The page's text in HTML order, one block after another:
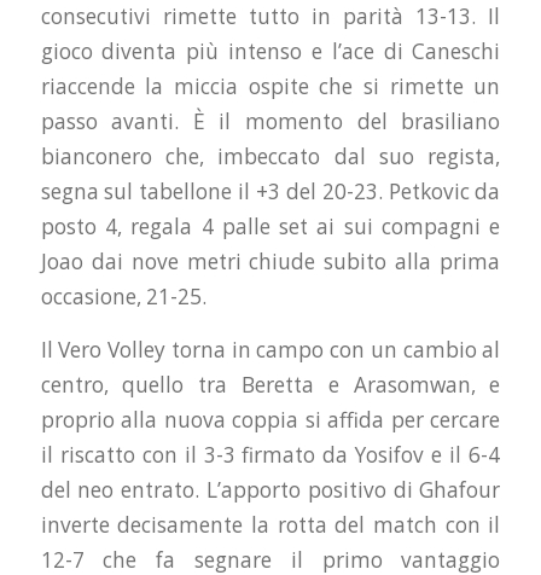
consecutivi rimette tutto in parità 13-13. Il
gioco diventa più intenso e l’ace di Caneschi
riaccende la miccia ospite che si rimette un
passo avanti. È il momento del brasiliano
bianconero che, imbeccato dal suo regista,
segna sul tabellone il +3 del 20-23. Petkovic da
posto 4, regala 4 palle set ai sui compagni e
Joao dai nove metri chiude subito alla prima
occasione, 21-25.
Il Vero Volley torna in campo con un cambio al
centro, quello tra Beretta e Arasomwan, e
proprio alla nuova coppia si affida per cercare
il riscatto con il 3-3 firmato da Yosifov e il 6-4
del neo entrato. L’apporto positivo di Ghafour
inverte decisamente la rotta del match con il
12-7 che fa segnare il primo vantaggio